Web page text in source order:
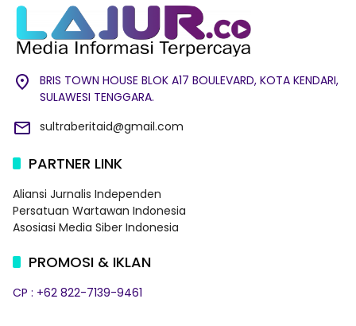
BRIS TOWN HOUSE BLOK A17 BOULEVARD, KOTA KENDARI,
SULAWESI TENGGARA.
sultraberitaid@gmail.com
PARTNER LINK
Aliansi Jurnalis Independen
Persatuan Wartawan Indonesia
Asosiasi Media Siber Indonesia
PROMOSI & IKLAN
CP : +62 822-7139-9461